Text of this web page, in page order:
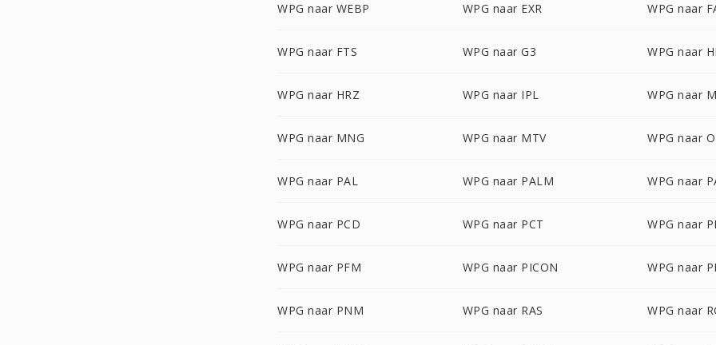
WPG naar WEBP WPG naar EXR WPG naar
WPG naar FTS WPG naar G3 WPG naar
WPG naar HRZ WPG naar IPL WPG naar
WPG naar MNG WPG naar MTV WPG naar
WPG naar PAL WPG naar PALM WPG naar
WPG naar PCD WPG naar PCT WPG naar
WPG naar PFM WPG naar PICON WPG naar
WPG naar PNM WPG naar RAS WPG naar